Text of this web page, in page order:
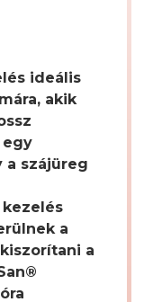
ideális
akik
egy
a szájüreg
a
a